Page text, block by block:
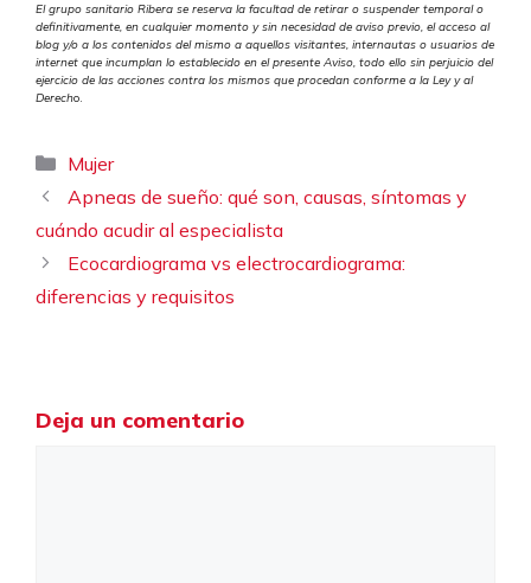
El grupo sanitario Ribera se reserva la facultad de retirar o suspender temporal o
definitivamente, en cualquier momento y sin necesidad de aviso previo, el acceso al
blog y/o a los contenidos del mismo a aquellos visitantes, internautas o usuarios de
internet que incumplan lo establecido en el presente Aviso, todo ello sin perjuicio del
ejercicio de las acciones contra los mismos que procedan conforme a la Ley y al
Derecho.
Categorías
Mujer
Apneas de sueño: qué son, causas, síntomas y
cuándo acudir al especialista
Ecocardiograma vs electrocardiograma:
diferencias y requisitos
Deja un comentario